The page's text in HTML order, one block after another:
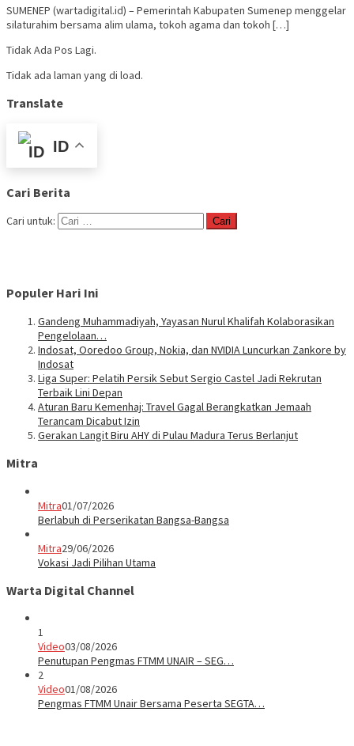
SUMENEP (wartadigital.id) – Pemerintah Kabupaten Sumenep menggelar
silaturahim bersama alim ulama, tokoh agama dan tokoh […]
Tidak Ada Pos Lagi.
Tidak ada laman yang di load.
Translate
ID
Cari Berita
Cari untuk:
Populer Hari Ini
Gandeng Muhammadiyah, Yayasan Nurul Khalifah Kolaborasikan
Pengelolaan…
Indosat, Ooredoo Group, Nokia, dan NVIDIA Luncurkan Zankore by
Indosat
Liga Super: Pelatih Persik Sebut Sergio Castel Jadi Rekrutan
Terbaik Lini Depan
Aturan Baru Kemenhaj: Travel Gagal Berangkatkan Jemaah
Terancam Dicabut Izin
Gerakan Langit Biru AHY di Pulau Madura Terus Berlanjut
Mitra
Mitra01/07/2026
Berlabuh di Perserikatan Bangsa-Bangsa
Mitra29/06/2026
Vokasi Jadi Pilihan Utama
Warta Digital Channel
1
Video03/08/2026
Penutupan Pengmas FTMM UNAIR – SEG…
2
Video01/08/2026
Pengmas FTMM Unair Bersama Peserta SEGTA…